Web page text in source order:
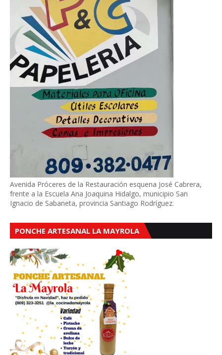
Avenida Próceres de la Restauración esquena José Cabrera,
frente a la Escuela Ana Joaquina Hidalgo, municipio San
Ignacio de Sabaneta, provincia Santiago Rodríguez.
PONCHE ARTESANAL LA MAYROLA